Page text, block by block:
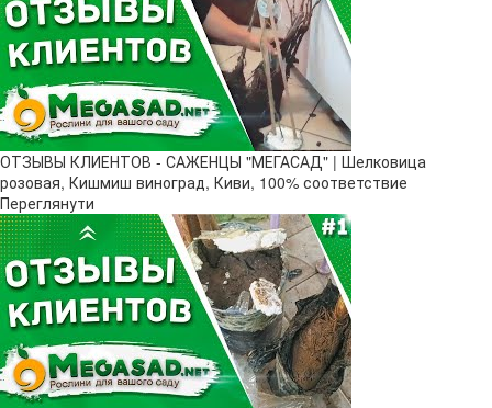
ОТЗЫВЫ КЛИЕНТОВ - САЖЕНЦЫ "МЕГАСАД" | Шелковица
розовая, Кишмиш виноград, Киви, 100% соответствие
Переглянути